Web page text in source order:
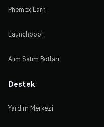
Phemex Earn
Launchpool
Alım Satım Botları
Destek
Yardım Merkezi